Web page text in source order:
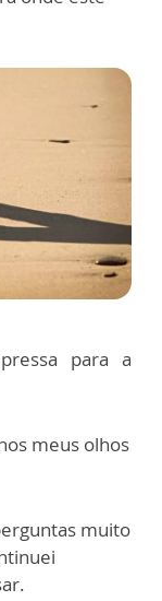
para a
meus olhos
muito